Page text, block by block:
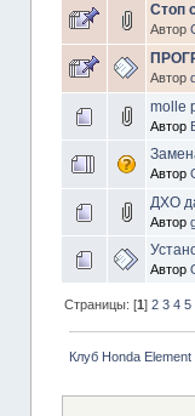
Стоп
Автор
Автор
molle
Автор
Автор
ДХО
Автор
Автор
Страницы: [1] 2 3 4 5
Клуб Honda